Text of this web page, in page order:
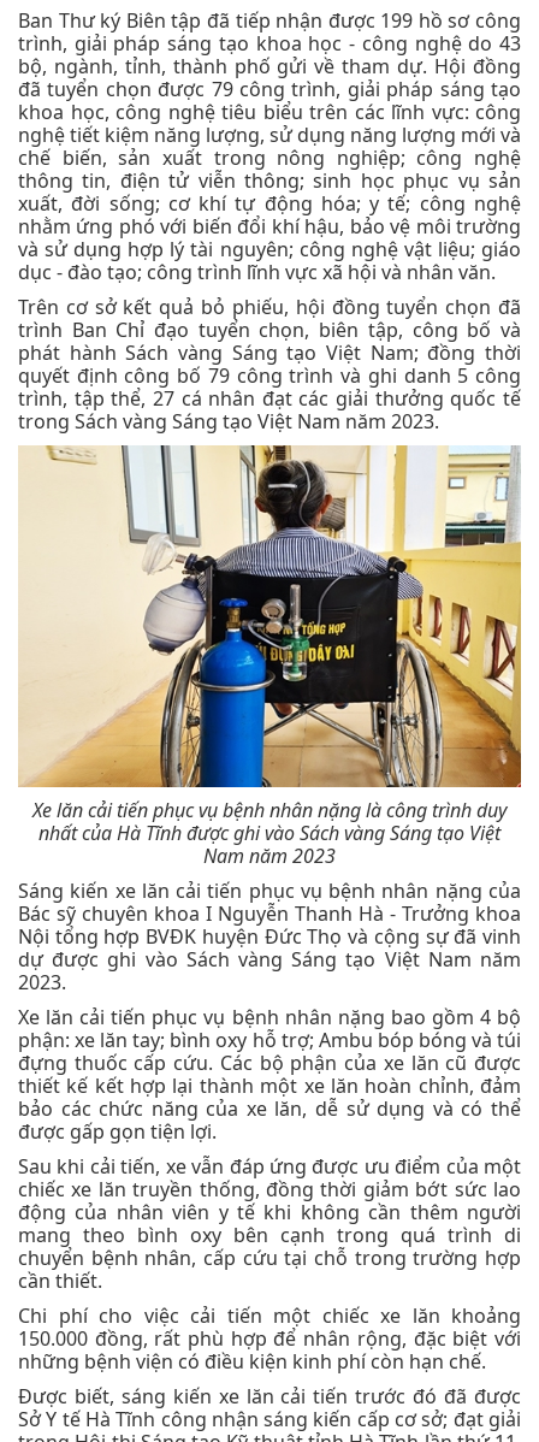
Ban Thư ký Biên tập đã tiếp nhận được 199 hồ sơ công
trình, giải pháp sáng tạo khoa học - công nghệ do 43
bộ, ngành, tỉnh, thành phố gửi về tham dự. Hội đồng
đã tuyển chọn được 79 công trình, giải pháp sáng tạo
khoa học, công nghệ tiêu biểu trên các lĩnh vực: công
nghệ tiết kiệm năng lượng, sử dụng năng lượng mới và
chế biến, sản xuất trong nông nghiệp; công nghệ
thông tin, điện tử viễn thông; sinh học phục vụ sản
xuất, đời sống; cơ khí tự động hóa; y tế; công nghệ
nhằm ứng phó với biến đổi khí hậu, bảo vệ môi trường
và sử dụng hợp lý tài nguyên; công nghệ vật liệu; giáo
dục - đào tạo; công trình lĩnh vực xã hội và nhân văn.
Trên cơ sở kết quả bỏ phiếu, hội đồng tuyển chọn đã
trình Ban Chỉ đạo tuyển chọn, biên tập, công bố và
phát hành Sách vàng Sáng tạo Việt Nam; đồng thời
quyết định công bố 79 công trình và ghi danh 5 công
trình, tập thể, 27 cá nhân đạt các giải thưởng quốc tế
trong Sách vàng Sáng tạo Việt Nam năm 2023.
Xe lăn cải tiến phục vụ bệnh nhân nặng là công trình duy
nhất của Hà Tĩnh được ghi vào Sách vàng Sáng tạo Việt
Nam năm 2023
Sáng kiến xe lăn cải tiến phục vụ bệnh nhân nặng của
Bác sỹ chuyên khoa I Nguyễn Thanh Hà - Trưởng khoa
Nội tổng hợp BVĐK huyện Đức Thọ và cộng sự đã vinh
dự được ghi vào Sách vàng Sáng tạo Việt Nam năm
2023.
Xe lăn cải tiến phục vụ bệnh nhân nặng bao gồm 4 bộ
phận: xe lăn tay; bình oxy hỗ trợ; Ambu bóp bóng và túi
đựng thuốc cấp cứu. Các bộ phận của xe lăn cũ được
thiết kế kết hợp lại thành một xe lăn hoàn chỉnh, đảm
bảo các chức năng của xe lăn, dễ sử dụng và có thể
được gấp gọn tiện lợi.
Sau khi cải tiến, xe vẫn đáp ứng được ưu điểm của một
chiếc xe lăn truyền thống, đồng thời giảm bớt sức lao
động của nhân viên y tế khi không cần thêm người
mang theo bình oxy bên cạnh trong quá trình di
chuyển bệnh nhân, cấp cứu tại chỗ trong trường hợp
cần thiết.
Chi phí cho việc cải tiến một chiếc xe lăn khoảng
150.000 đồng, rất phù hợp để nhân rộng, đặc biệt với
những bệnh viện có điều kiện kinh phí còn hạn chế.
Được biết, sáng kiến xe lăn cải tiến trước đó đã được
Sở Y tế Hà Tĩnh công nhận sáng kiến cấp cơ sở; đạt giải